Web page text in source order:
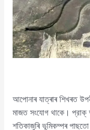
আপোনাৰ যাত্ৰাৰ শিখৰত
মাজত সংযোগ থাকে। প্রাক্
শতিকাজুৰি ভূমিকম্পৰ